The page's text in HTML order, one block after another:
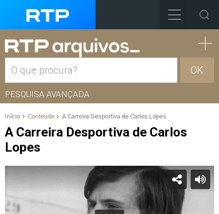
OK
PESQUISA AVANÇADA
Início Conteúdo A Carreira Desportiva de Carlos Lopes
A Carreira Desportiva de Carlos
Lopes